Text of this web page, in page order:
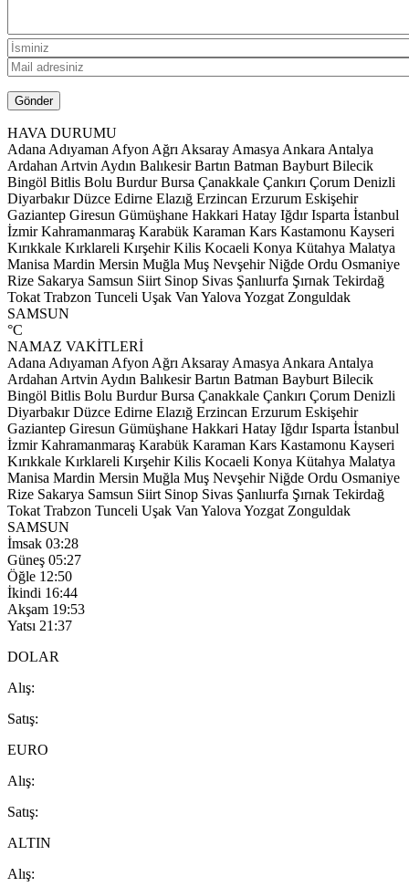
HAVA DURUMU
Adana Adıyaman Afyon Ağrı Aksaray Amasya Ankara Antalya
Ardahan Artvin Aydın Balıkesir Bartın Batman Bayburt Bilecik
Bingöl Bitlis Bolu Burdur Bursa Çanakkale Çankırı Çorum Denizli
Diyarbakır Düzce Edirne Elazığ Erzincan Erzurum Eskişehir
Gaziantep Giresun Gümüşhane Hakkari Hatay Iğdır Isparta İstanbul
İzmir Kahramanmaraş Karabük Karaman Kars Kastamonu Kayseri
Kırıkkale Kırklareli Kırşehir Kilis Kocaeli Konya Kütahya Malatya
Manisa Mardin Mersin Muğla Muş Nevşehir Niğde Ordu Osmaniye
Rize Sakarya Samsun Siirt Sinop Sivas Şanlıurfa Şırnak Tekirdağ
Tokat Trabzon Tunceli Uşak Van Yalova Yozgat Zonguldak
SAMSUN
°C
NAMAZ VAKİTLERİ
Adana Adıyaman Afyon Ağrı Aksaray Amasya Ankara Antalya
Ardahan Artvin Aydın Balıkesir Bartın Batman Bayburt Bilecik
Bingöl Bitlis Bolu Burdur Bursa Çanakkale Çankırı Çorum Denizli
Diyarbakır Düzce Edirne Elazığ Erzincan Erzurum Eskişehir
Gaziantep Giresun Gümüşhane Hakkari Hatay Iğdır Isparta İstanbul
İzmir Kahramanmaraş Karabük Karaman Kars Kastamonu Kayseri
Kırıkkale Kırklareli Kırşehir Kilis Kocaeli Konya Kütahya Malatya
Manisa Mardin Mersin Muğla Muş Nevşehir Niğde Ordu Osmaniye
Rize Sakarya Samsun Siirt Sinop Sivas Şanlıurfa Şırnak Tekirdağ
Tokat Trabzon Tunceli Uşak Van Yalova Yozgat Zonguldak
SAMSUN
İmsak 03:28
Güneş 05:27
Öğle 12:50
İkindi 16:44
Akşam 19:53
Yatsı 21:37
DOLAR
Alış:
Satış:
EURO
Alış:
Satış:
ALTIN
Alış: